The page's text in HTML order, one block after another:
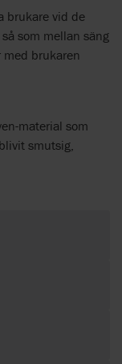
brukare vid de
som mellan säng
brukaren
material som
smutsig,